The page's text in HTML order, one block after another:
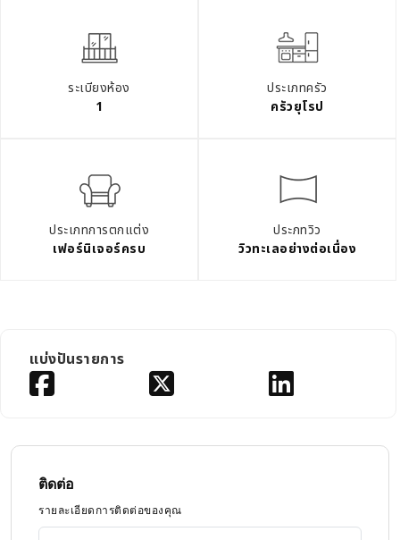
ระเบียงห้อง
1
ประเภทครัว
ครัวยุโรป
ประเภทการตกแต่ง
เฟอร์นิเจอร์ครบ
ประภทวิว
วิวทะเลอย่างต่อเนื่อง
แบ่งปันรายการ
ติดต่อ
รายละเอียดการติดต่อของคุณ